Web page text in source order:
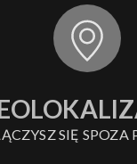
SIĘ SPOZA